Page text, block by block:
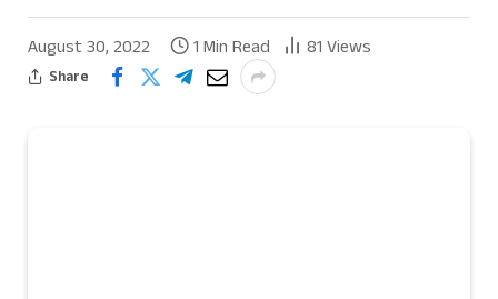
August 30, 2022 1 Min Read 81 Views
Share